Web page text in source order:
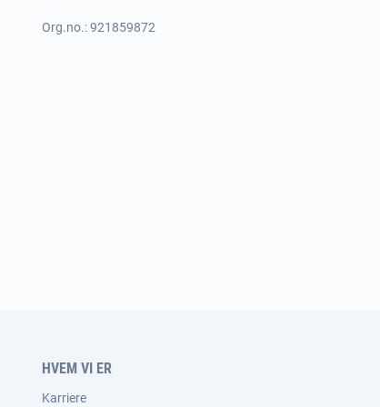
Org.no.: 921859872
HVEM VI ER
Karriere